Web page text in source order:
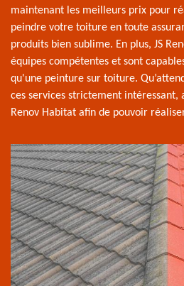
maintenant les meilleurs prix pour
peindre votre toiture en toute
produits bien sublime. En plus, JS
équipes compétentes et sont
qu'une peinture sur toiture.
ces services strictement intéressant,
Renov Habitat afin de pouvoir